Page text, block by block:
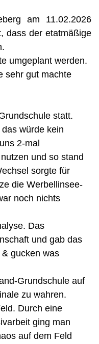
am 11.02.2026
dass der etatmäßige
umgeplant werden.
sehr gut machte
statt.
würde kein
2-mal
und so stand
sorgte für
die Werbellinsee-
noch nichts
Das
und gab das
gucken was
Grundschule auf
zu wahren.
Durch eine
ging man
auf dem Feld